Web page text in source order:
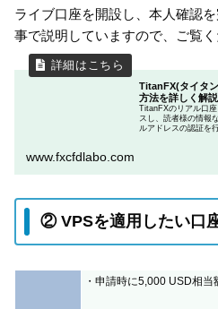
ライブ口座を開設し、本人確認
事で説明していますので、ご覧く
TitanFX(タイタ
方法を詳しく解
TitanFXのリアル口
スし、読者様の情報
ルアドレスの認証を
www.fxcfdlabo.com
② VPSを適用したい口
・申請時に5,000 USD相